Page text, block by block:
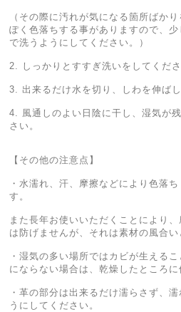
（その際に汚れが気になる箇所ばか
ぽく色落ちする事がありますので、
で洗うようにしてください。）
2. しっかりとすすぎ洗いをしてくださ
3. 出来るだけ水を切り、しわを伸ばし
4. 風通しのよい日陰に干し、湿気が
さい。
【その他の注意点】
・水濡れ、汗、摩擦などにより色落
す。
また長年お使いいただくことにより
は防げませんが、それは素材の風合い
・湿気の多い場所ではカビが生える
にならない場合は、乾燥したところに
・革の部分は出来るだけ濡らさず、
うにしてください。